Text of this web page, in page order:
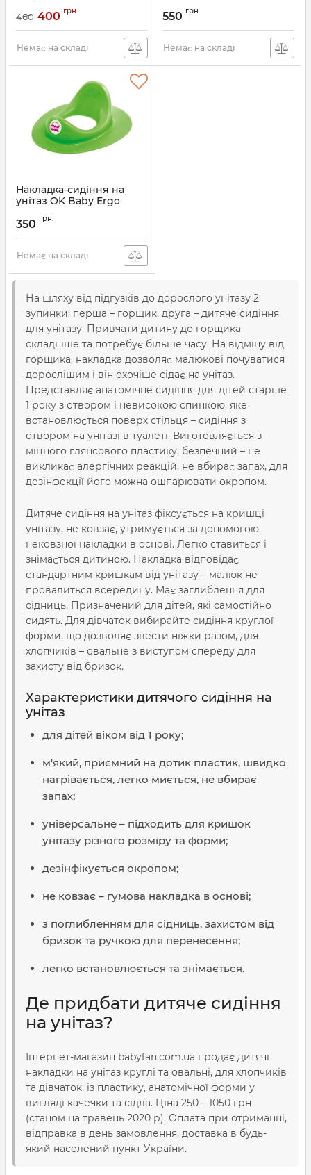
460 400 грн.
Немає на складі
550 грн.
Немає на складі
Накладка-сидіння на
унітаз OK Baby Ergo
350 грн.
Немає на складі
На шляху від підгузків до дорослого унітазу 2
зупинки: перша – горщик, друга – дитяче сидіння
для унітазу. Привчати дитину до горщика
складніше та потребує більше часу. На відміну від
горщика, накладка дозволяє малюкові почуватися
дорослішим і він охочіше сідає на унітаз.
Представляє анатомічне сидіння для дітей старше
1 року з отвором і невисокою спинкою, яке
встановлюється поверх стільця – сидіння з
отвором на унітазі в туалеті. Виготовляється з
міцного глянсового пластику, безпечний – не
викликає алергічних реакцій, не вбирає запах, для
дезінфекції його можна ошпарювати окропом.
Дитяче сидіння на унітаз фіксується на кришці
унітазу, не ковзає, утримується за допомогою
нековзної накладки в основі. Легко ставиться і
знімається дитиною. Накладка відповідає
стандартним кришкам від унітазу – малюк не
провалиться всередину. Має заглиблення для
сідниць. Призначений для дітей, які самостійно
сидять. Для дівчаток вибирайте сидіння круглої
форми, що дозволяє звести ніжки разом, для
хлопчиків – овальне з виступом спереду для
захисту від бризок.
Характеристики дитячого сидіння на
унітаз
для дітей віком від 1 року;
м'який, приємний на дотик пластик, швидко
нагрівається, легко миється, не вбирає
запах;
універсальне – підходить для кришок
унітазу різного розміру та форми;
дезінфікується окропом;
не ковзає – гумова накладка в основі;
з поглибленням для сідниць, захистом від
бризок та ручкою для перенесення;
легко встановлюється та знімається.
Де придбати дитяче сидіння
на унітаз?
Інтернет-магазин babyfan.com.ua продає дитячі
накладки на унітаз круглі та овальні, для хлопчиків
та дівчаток, із пластику, анатомічної форми у
вигляді качечки та сідла. Ціна 250 – 1050 грн
(станом на травень 2020 р). Оплата при отриманні,
відправка в день замовлення, доставка в будь-
який населений пункт України.